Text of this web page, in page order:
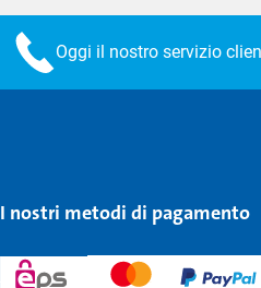
Oggi il nostro servizio
I nostri metodi di pagamento